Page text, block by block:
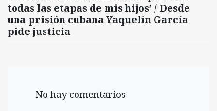
todas las etapas de mis hijos’ / Desde
una prisión cubana Yaquelín García
pide justicia
No hay comentarios